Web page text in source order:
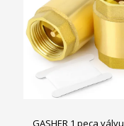
GASHER 1 peça